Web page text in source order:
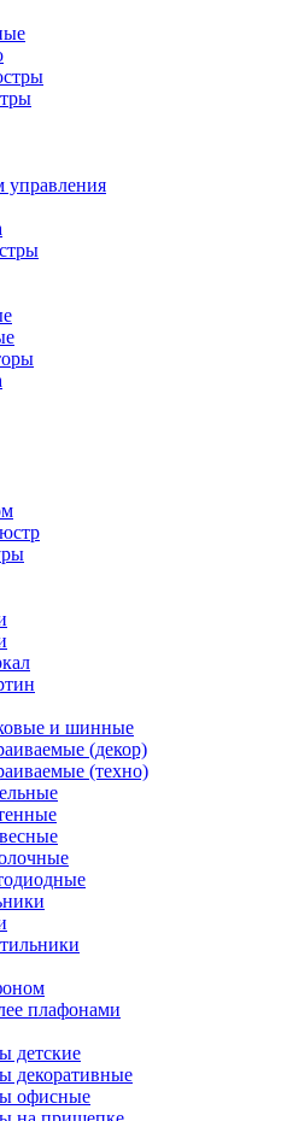
управления
и шинные
(декор)
(техно)
плафонами
детские
декоративные
офисные